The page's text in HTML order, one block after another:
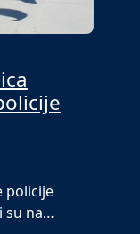
policije
su na…